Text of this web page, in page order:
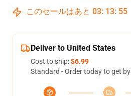
このセールはあと 03: 13: 54
Deliver to United States
Cost to ship:$6.99
Standard - Order today to get by